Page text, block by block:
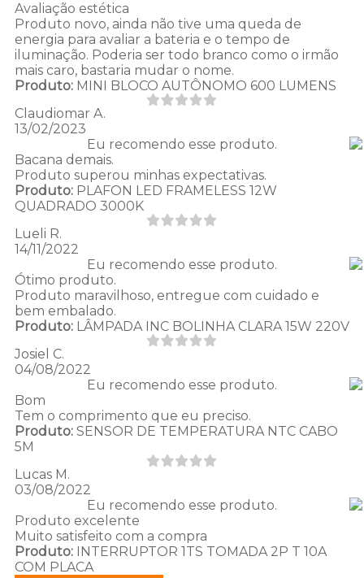
Avaliação estética
Produto novo, ainda não tive uma queda de
energia para avaliar a bateria e o tempo de
iluminação. Poderia ser todo branco como o irmão
mais caro, bastaria mudar o nome.
Produto:MINI BLOCO AUTÔNOMO 600 LUMENS
Claudiomar A.
13/02/2023
Eu recomendo esse produto.
Bacana demais.
Produto superou minhas expectativas.
Produto:PLAFON LED FRAMELESS 12W
QUADRADO 3000K
Lueli R.
14/11/2022
Eu recomendo esse produto.
Ótimo produto.
Produto maravilhoso, entregue com cuidado e
bem embalado.
Produto:LÂMPADA INC BOLINHA CLARA 15W 220V
Josiel C.
04/08/2022
Eu recomendo esse produto.
Bom
Tem o comprimento que eu preciso.
Produto:SENSOR DE TEMPERATURA NTC CABO
5M
Lucas M.
03/08/2022
Eu recomendo esse produto.
Produto excelente
Muito satisfeito com a compra
Produto:INTERRUPTOR 1TS TOMADA 2P T 10A
COM PLACA